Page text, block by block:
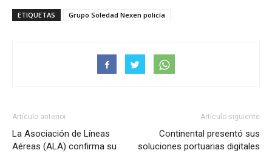
ETIQUETAS Grupo Soledad Nexen policía
Artículo anterior
La Asociación de Líneas
Aéreas (ALA) confirma su
Artículo siguiente
Continental presentó sus
soluciones portuarias digitales